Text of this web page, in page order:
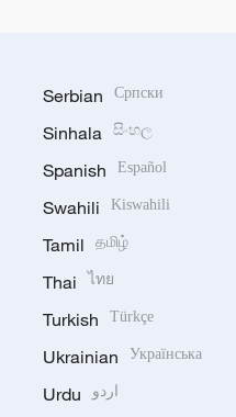
Serbian Српски
Sinhala සිංහල
Spanish Español
Swahili Kiswahili
Tamil தமிழ்
Thai ไทย
Turkish Türkçe
Ukrainian Українська
Urdu اردو